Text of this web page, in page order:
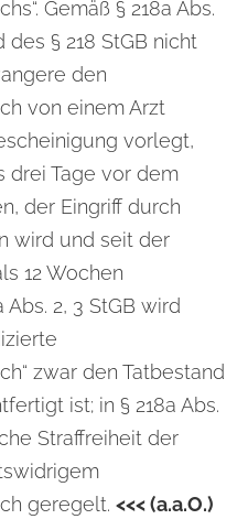
Gemäß § 218a Abs.
des § 218 StGB nicht
den
von einem Arzt
vorlegt,
drei Tage vor dem
der Eingriff durch
wird und seit der
12 Wochen
Abs. 2, 3 StGB wird
zwar den Tatbestand
ist; in § 218a Abs.
Straffreiheit der
geregelt. <<< (a.a.O.)